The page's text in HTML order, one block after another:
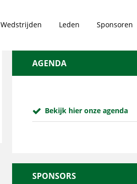
Wedstrijden Leden Sponsoren
AGENDA
Bekijk hier onze agenda
SPONSORS